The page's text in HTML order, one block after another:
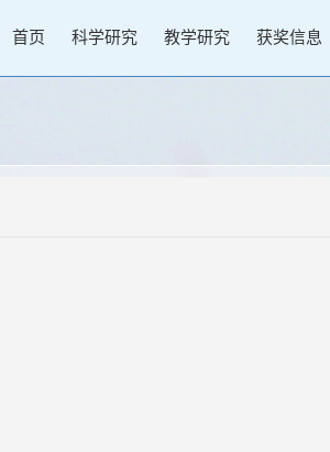
首页 科学研究 教学研究 获奖信息